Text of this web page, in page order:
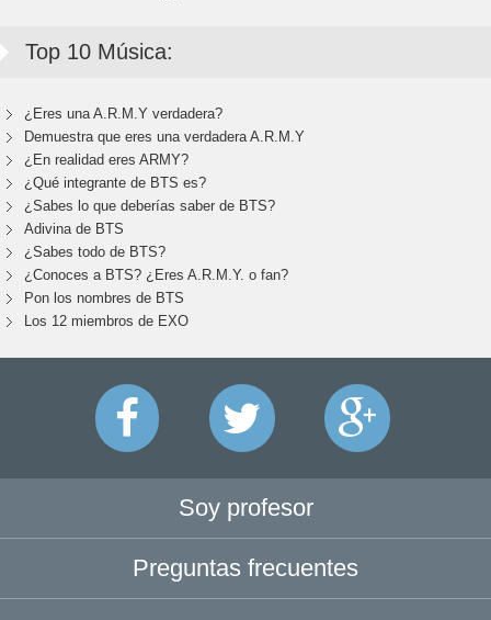
Top 10 Música:
¿Eres una A.R.M.Y verdadera?
Demuestra que eres una verdadera A.R.M.Y
¿En realidad eres ARMY?
¿Qué integrante de BTS es?
¿Sabes lo que deberías saber de BTS?
Adivina de BTS
¿Sabes todo de BTS?
¿Conoces a BTS? ¿Eres A.R.M.Y. o fan?
Pon los nombres de BTS
Los 12 miembros de EXO
Soy profesor
Preguntas frecuentes